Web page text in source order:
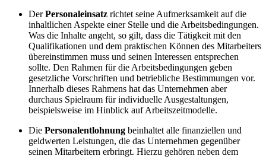
DerPersonaleinsatz richtet seine Aufmerksamkeit auf die
inhaltlichen Aspekte einer Stelle und die Arbeitsbedingungen.
Was die Inhalte angeht, so gilt, dass die Tätigkeit mit den
Qualifikationen und dem praktischen Können des Mitarbeiters
übereinstimmen muss und seinen Interessen entsprechen
sollte. Den Rahmen für die Arbeitsbedingungen geben
gesetzliche Vorschriften und betriebliche Bestimmungen vor.
Innerhalb dieses Rahmens hat das Unternehmen aber
durchaus Spielraum für individuelle Ausgestaltungen,
beispielsweise im Hinblick auf Arbeitszeitmodelle.
Die Personalentlohnung beinhaltet alle finanziellen und
geldwerten Leistungen, die das Unternehmen gegenüber
seinen Mitarbeitern erbringt. Hierzu gehören neben dem